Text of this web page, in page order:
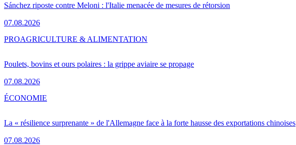
Sánchez riposte contre Meloni : l'Italie menacée de mesures de rétorsion
07.08.2026
Poulets, bovins et ours polaires : la grippe aviaire se propage
07.08.2026
PROAGRICULTURE & ALIMENTATION
La « résilience surprenante » de l'Allemagne face à la forte hausse des exportations chinoises
07.08.2026
ÉCONOMIE